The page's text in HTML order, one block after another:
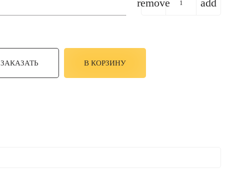
remove add
ЗАКАЗАТЬ В КОРЗИНУ